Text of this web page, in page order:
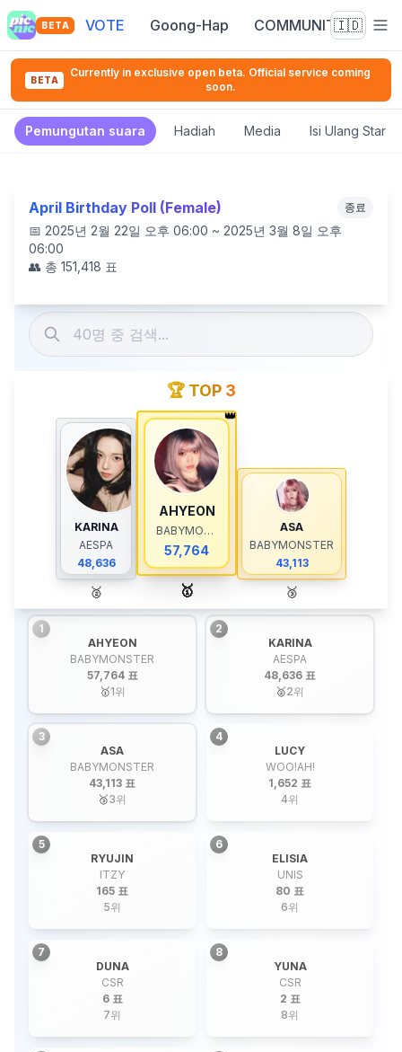
BETA VOTE Goong-Hap COMMUNITY🇮🇩
BETA
Currently in exclusive open beta. Official service coming
soon.
Pemungutan suara Hadiah Media Isi Ulang Star
April Birthday Poll (Female) 종료
📅 2025년 2월 22일 오후 06:00 ~ 2025년 3월 8일 오후
06:00
👥 총 151,418 표
🏆 TOP 3
KARINA
AESPA
48,636
🥈
👑
AHYEON
BABYMONSTER
57,764
🥇
ASA
BABYMONSTER
43,113
🥉
1
AHYEON
BABYMONSTER
57,764 표
🥇1위
2
KARINA
AESPA
48,636 표
🥈2위
3
ASA
BABYMONSTER
43,113 표
🥉3위
4
LUCY
WOO!AH!
1,652 표
4위
5
RYUJIN
ITZY
165 표
5위
6
ELISIA
UNIS
80 표
6위
7
DUNA
CSR
6 표
7위
8
YUNA
CSR
2 표
8위